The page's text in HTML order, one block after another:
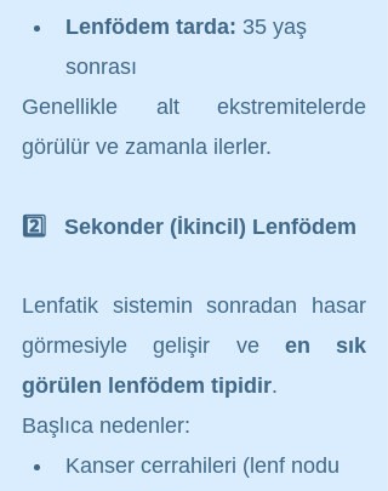
Lenfödem tarda: 35 yaş
sonrası
Genellikle alt ekstremitelerde
görülür ve zamanla ilerler.
2️⃣   Sekonder (İkincil) Lenfödem
Lenfatik sistemin sonradan hasar
görmesiyle gelişir ve en sık
görülen lenfödem tipidir.
Başlıca nedenler:
Kanser cerrahileri (lenf nodu